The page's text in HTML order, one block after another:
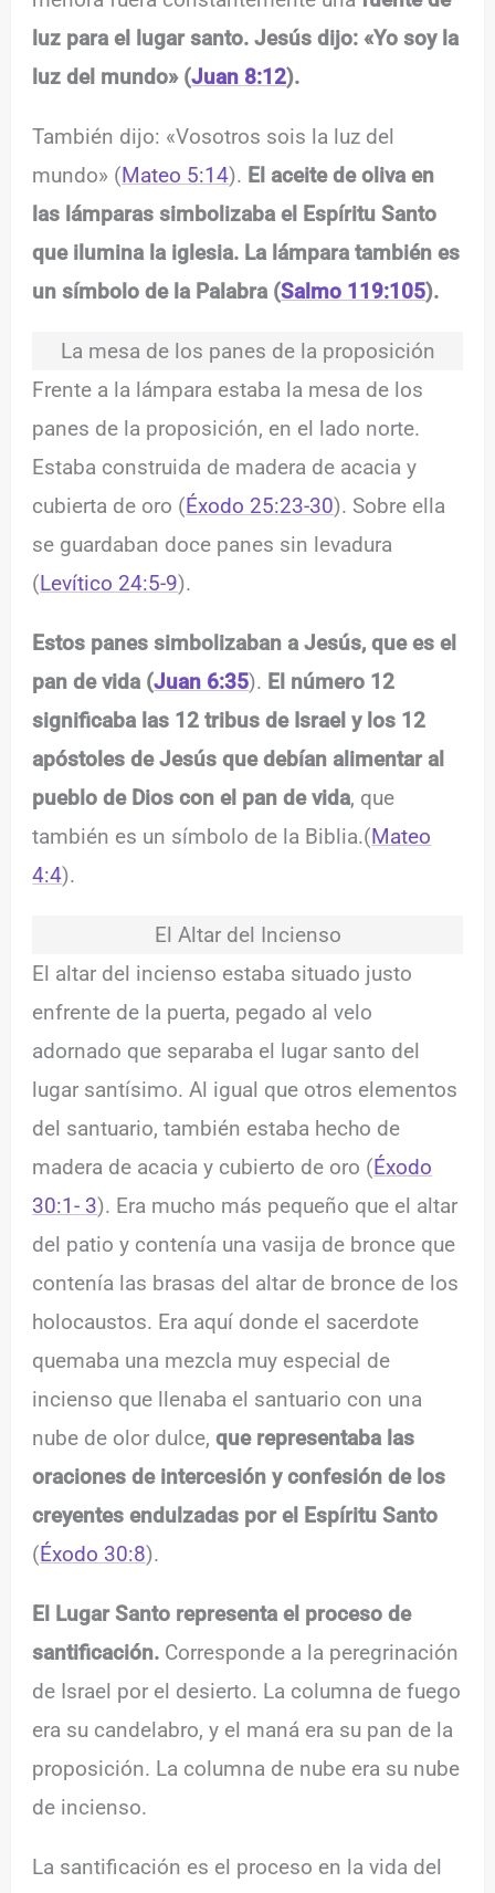
luz para el lugar santo. Jesús dijo: «Yo soy la
luz del mundo» (Juan 8:12).
También dijo: «Vosotros sois la luz del
mundo» (Mateo 5:14). El aceite de oliva en
las lámparas simbolizaba el Espíritu Santo
que ilumina la iglesia. La lámpara también es
un símbolo de la Palabra (Salmo 119:105).
La mesa de los panes de la proposición
Frente a la lámpara estaba la mesa de los
panes de la proposición, en el lado norte.
Estaba construida de madera de acacia y
cubierta de oro (Éxodo 25:23-30). Sobre ella
se guardaban doce panes sin levadura
(Levítico 24:5-9).
Estos panes simbolizaban a Jesús, que es el
pan de vida (Juan 6:35). El número 12
significaba las 12 tribus de Israel y los 12
apóstoles de Jesús que debían alimentar al
pueblo de Dios con el pan de vida, que
también es un símbolo de la Biblia.(Mateo
4:4).
El Altar del Incienso
El altar del incienso estaba situado justo
enfrente de la puerta, pegado al velo
adornado que separaba el lugar santo del
lugar santísimo. Al igual que otros elementos
del santuario, también estaba hecho de
madera de acacia y cubierto de oro (Éxodo
30:1- 3). Era mucho más pequeño que el altar
del patio y contenía una vasija de bronce que
contenía las brasas del altar de bronce de los
holocaustos. Era aquí donde el sacerdote
quemaba una mezcla muy especial de
incienso que llenaba el santuario con una
nube de olor dulce, que representaba las
oraciones de intercesión y confesión de los
creyentes endulzadas por el Espíritu Santo
(Éxodo 30:8).
El Lugar Santo representa el proceso de
santificación. Corresponde a la peregrinación
de Israel por el desierto. La columna de fuego
era su candelabro, y el maná era su pan de la
proposición. La columna de nube era su nube
de incienso.
La santificación es el proceso en la vida del